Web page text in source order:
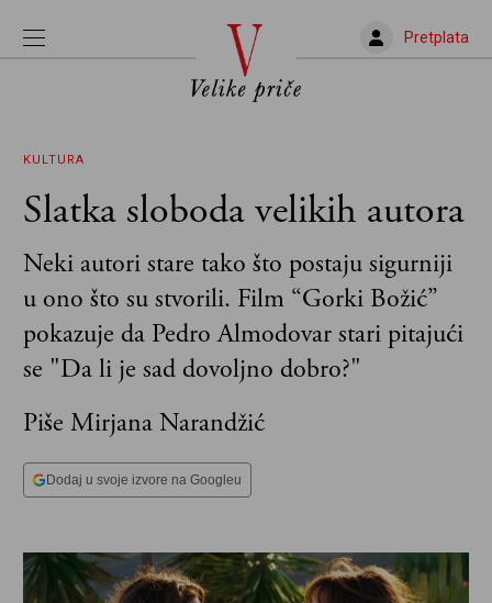
Pretplata
KULTURA
Slatka sloboda velikih autora
Neki autori stare tako što postaju sigurniji
u ono što su stvorili. Film “Gorki Božić”
pokazuje da Pedro Almodovar stari pitajući
se "Da li je sad dovoljno dobro?"
Piše Mirjana Narandžić
Dodaj u svoje izvore na Googleu